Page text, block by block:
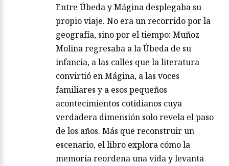
Entre Úbeda y Mágina desplegaba su
propio viaje. No era un recorrido por la
geografía, sino por el tiempo: Muñoz
Molina regresaba a la Úbeda de su
infancia, a las calles que la literatura
convirtió en Mágina, a las voces
familiares y a esos pequeños
acontecimientos cotidianos cuya
verdadera dimensión solo revela el paso
de los años. Más que reconstruir un
escenario, el libro explora cómo la
memoria reordena una vida y levanta